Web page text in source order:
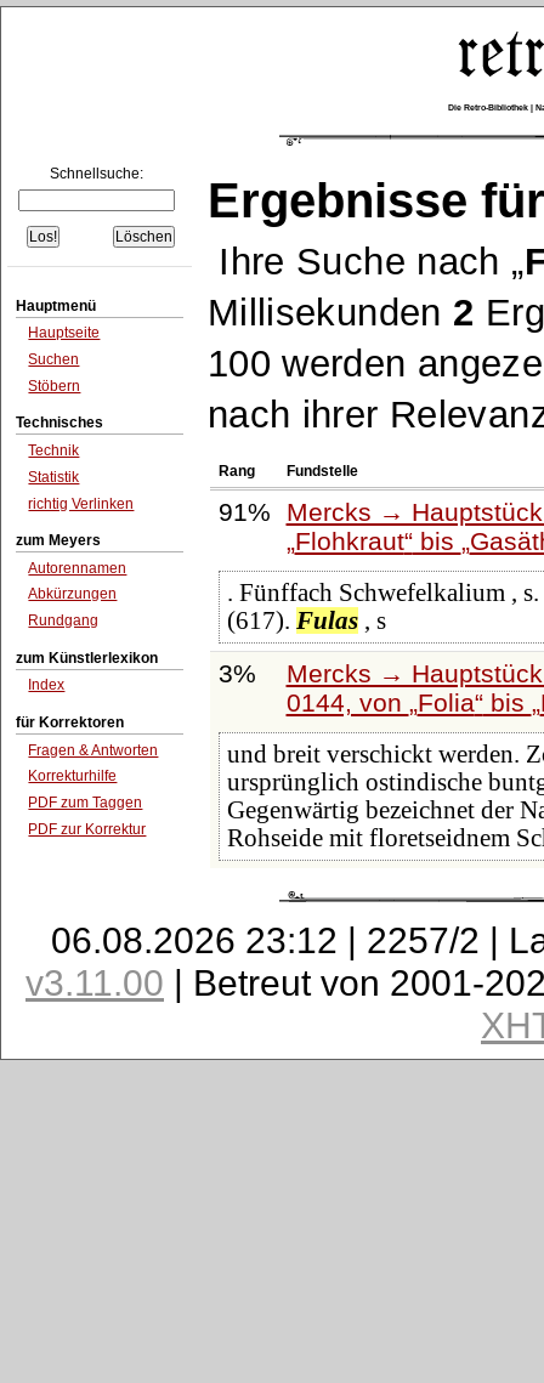
Die Retro-Bibliothek |
Schnellsuche:
Hauptmenü
Hauptseite
Suchen
Stöbern
Technisches
Technik
Statistik
richtig Verlinken
zum Meyers
Autorennamen
Abkürzungen
Rundgang
zum Künstlerlexikon
Index
für Korrektoren
Fragen & Antworten
Korrekturhilfe
PDF zum Taggen
PDF zur Korrektur
Ergebnisse
Ihre Suche nach
Millisekunden 2
100 werden
nach ihrer
Rang Fundstelle
91%
Mercks →
Flohkraut bis
. Fünffach Schwefelkalium ,
(617). Fulas, s
3%
Mercks →
0144, von Folia bis
und breit verschickt werden.
ursprünglich ostindische
Gegenwärtig bezeichnet der
Rohseide mit floretseidnem
06.08.2026 23:12 | 2257/2 |
v3.11.00 | Betreut von 2001-